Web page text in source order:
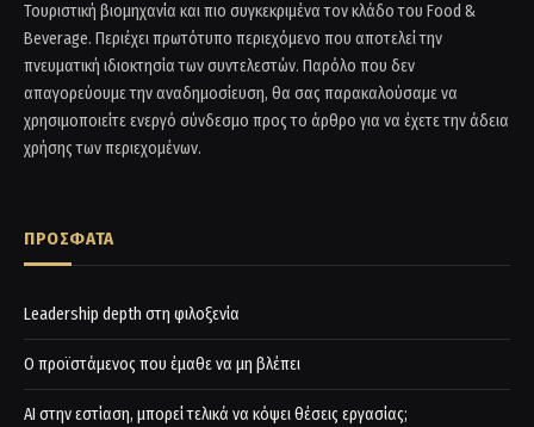
Τουριστική βιομηχανία και πιο συγκεκριμένα τον κλάδο του Food &
Beverage. Περιέχει πρωτότυπο περιεχόμενο που αποτελεί την
πνευματική ιδιοκτησία των συντελεστών. Παρόλο που δεν
απαγορεύουμε την αναδημοσίευση, θα σας παρακαλούσαμε να
χρησιμοποιείτε ενεργό σύνδεσμο προς το άρθρο για να έχετε την άδεια
χρήσης των περιεχομένων.
ΠΡΟΣΦΑΤΑ
Leadership depth στη φιλοξενία
Ο προϊστάμενος που έμαθε να μη βλέπει
AI στην εστίαση, μπορεί τελικά να κόψει θέσεις εργασίας;